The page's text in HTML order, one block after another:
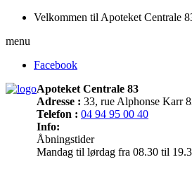
Velkommen til Apoteket Centrale
menu
Facebook
Apoteket Centrale 83
Adresse : 33, rue Alphonse Karr
Telefon : 04 94 95 00 40
Info:
Åbningstider
Mandag til lørdag fra 08.30 til